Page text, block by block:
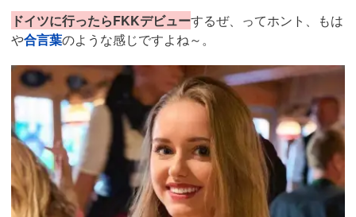
ドイツに行ったらFKKデビューするぜ、ってホント、もは
や合言葉のような感じですよね～。